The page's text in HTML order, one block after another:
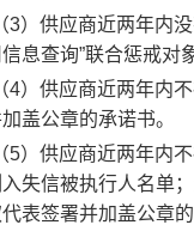
3）供应商近两年内
息查询”联合惩戒
4）供应商近两年内
盖公章的承诺书。
5）供应商近两年内
失信被执行人名单
表签署并加盖公章的